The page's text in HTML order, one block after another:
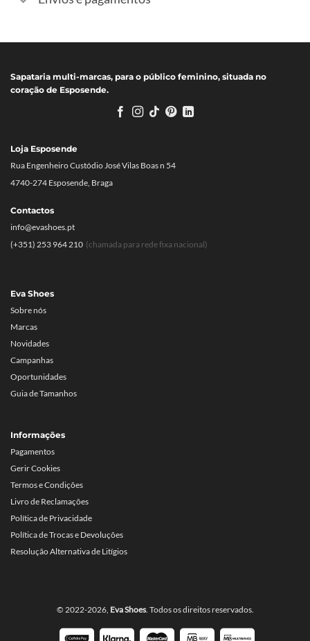
Sapataria multi-marcas, para o público feminino, situada no
coração de Esposende.
Eva Shoes
Sobre nós
Marcas
Novidades
Campanhas
Oportunidades
Guia de Tamanhos
Informações
Pagamentos
Gerir Cookies
Termos e Condições
Livro de Reclamações
Política de Privacidade
Política de Trocas e Devoluções
Resolução Alternativa de Litígios
Loja Esposende
Rua Engenheiro Custódio José Vilas Boas n 54
4740-274 Esposende, Braga
Contactos
info@evashoes.pt
(+351) 253 964 210 (chamada para rede fixa nacional)
© 2022-2026, Eva Shoes. Todos os direitos reservados.